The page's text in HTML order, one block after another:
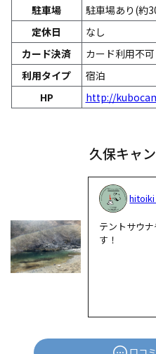
駐車場
駐車場あり(約
定休日
なし
カード決済
カード利用不可
利用タイプ
宿泊
HP
http://
久保キャ
hitoiki_
テントサウ
す！